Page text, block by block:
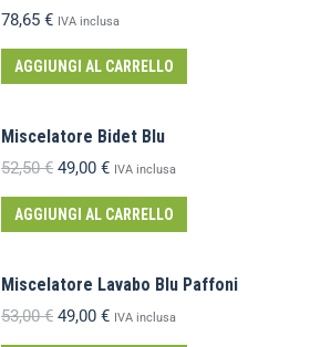
78,65 € IVA inclusa
AGGIUNGI AL CARRELLO
Miscelatore Bidet Blu
52,50€ 49,00 € IVA inclusa
AGGIUNGI AL CARRELLO
Miscelatore Lavabo Blu Paffoni
53,00€ 49,00 € IVA inclusa